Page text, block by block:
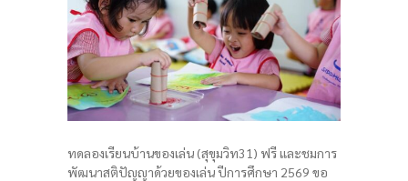
ทดลองเรียนบ้านของเล่น (สุขุมวิท31) ฟรี และชมการ
พัฒนาสติปัญญาด้วยของเล่น ปีการศึกษา 2569 ขอ